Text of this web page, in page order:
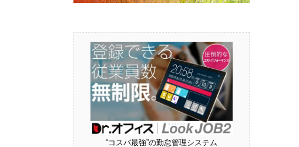
“コスパ最強”の勤怠管理システム